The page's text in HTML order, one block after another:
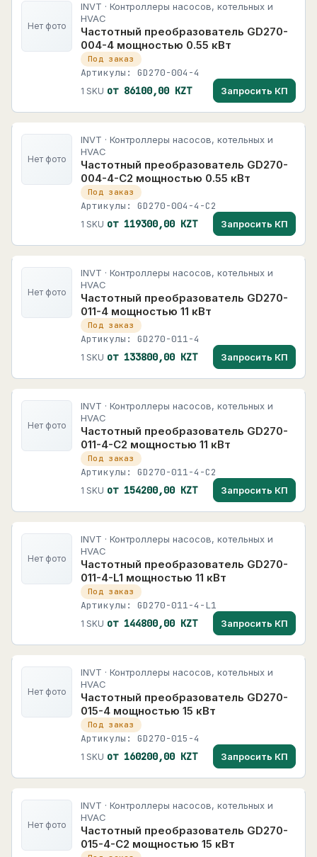
Нет фото
INVT · Контроллеры насосов, котельных и
HVAC
Частотный преобразователь GD270-
004-4 мощностью 0.55 кВт
Под заказ
Артикулы: GD270-004-4
1 SKU от 86100,00 KZT Запросить КП
Нет фото
INVT · Контроллеры насосов, котельных и
HVAC
Частотный преобразователь GD270-
004-4-C2 мощностью 0.55 кВт
Под заказ
Артикулы: GD270-004-4-C2
1 SKU от 119300,00 KZT Запросить КП
Нет фото
INVT · Контроллеры насосов, котельных и
HVAC
Частотный преобразователь GD270-
011-4 мощностью 11 кВт
Под заказ
Артикулы: GD270-011-4
1 SKU от 133800,00 KZT Запросить КП
Нет фото
INVT · Контроллеры насосов, котельных и
HVAC
Частотный преобразователь GD270-
011-4-C2 мощностью 11 кВт
Под заказ
Артикулы: GD270-011-4-C2
1 SKU от 154200,00 KZT Запросить КП
Нет фото
INVT · Контроллеры насосов, котельных и
HVAC
Частотный преобразователь GD270-
011-4-L1 мощностью 11 кВт
Под заказ
Артикулы: GD270-011-4-L1
1 SKU от 144800,00 KZT Запросить КП
Нет фото
INVT · Контроллеры насосов, котельных и
HVAC
Частотный преобразователь GD270-
015-4 мощностью 15 кВт
Под заказ
Артикулы: GD270-015-4
1 SKU от 160200,00 KZT Запросить КП
Нет фото
INVT · Контроллеры насосов, котельных и
HVAC
Частотный преобразователь GD270-
015-4-C2 мощностью 15 кВт